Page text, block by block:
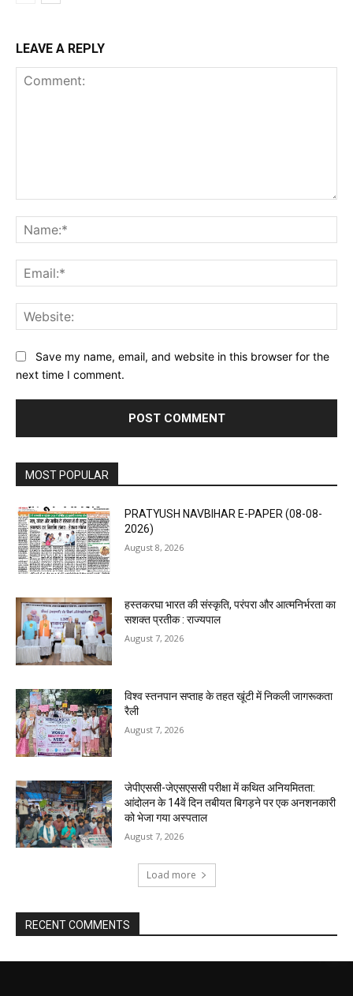
LEAVE A REPLY
Save my name, email, and website in this browser for the
next time I comment.
MOST POPULAR
PRATYUSH NAVBIHAR E-PAPER (08-08-
2026)
August 8, 2026
हस्तकरघा भारत की संस्कृति, परंपरा और आत्मनिर्भरता का
सशक्त प्रतीक : राज्यपाल
August 7, 2026
विश्व स्तनपान सप्ताह के तहत खूंटी में निकली जागरूकता
रैली
August 7, 2026
जेपीएससी-जेएसएससी परीक्षा में कथित अनियमितता:
आंदोलन के 14वें दिन तबीयत बिगड़ने पर एक अनशनकारी
को भेजा गया अस्पताल
August 7, 2026
Load more
RECENT COMMENTS